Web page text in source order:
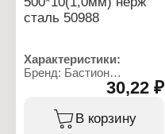
сталь 50988
Характеристики:
Бренд: Бастион
Артикул: 50988
Тип товара: Шампур
Форма: угловой
Длина: 500 мм
30,22 ₽
В корзину